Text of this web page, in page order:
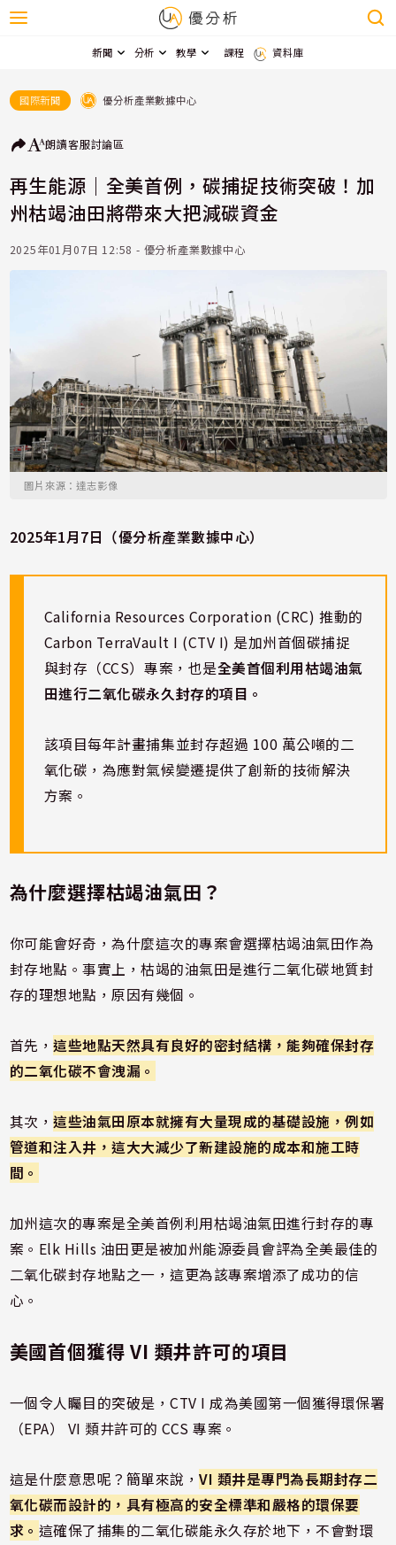
新聞 分析 教學 課程 資料庫
國際新聞 優分析產業數據中心
朗讀客服討論區
再生能源｜全美首例，碳捕捉技術突破！加
州枯竭油田將帶來大把減碳資金
2025年01月07日 12:58 - 優分析產業數據中心
圖片來源：達志影像
2025年1月7日（優分析產業數據中心）
California Resources Corporation (CRC) 推動的
Carbon TerraVault I (CTV I) 是加州首個碳捕捉
與封存（CCS）專案，也是全美首個利用枯竭油氣
田進行二氧化碳永久封存的項目。
該項目每年計畫捕集並封存超過 100 萬公噸的二
氧化碳，為應對氣候變遷提供了創新的技術解決
方案。
為什麼選擇枯竭油氣田？
你可能會好奇，為什麼這次的專案會選擇枯竭油氣田作為
封存地點。事實上，枯竭的油氣田是進行二氧化碳地質封
存的理想地點，原因有幾個。
首先，這些地點天然具有良好的密封結構，能夠確保封存
的二氧化碳不會洩漏。
其次，這些油氣田原本就擁有大量現成的基礎設施，例如
管道和注入井，這大大減少了新建設施的成本和施工時
間。
加州這次的專案是全美首例利用枯竭油氣田進行封存的專
案。Elk Hills 油田更是被加州能源委員會評為全美最佳的
二氧化碳封存地點之一，這更為該專案增添了成功的信
心。
美國首個獲得 VI 類井許可的項目
一個令人矚目的突破是，CTV I 成為美國第一個獲得環保署
（EPA） VI 類井許可的 CCS 專案。
這是什麼意思呢？簡單來說，VI 類井是專門為長期封存二
氧化碳而設計的，具有極高的安全標準和嚴格的環保要
求。 這確保了捕集的二氧化碳能永久存於地下，不會對環